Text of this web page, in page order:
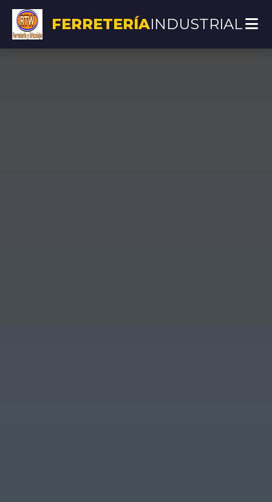
FERRETERÍAINDUSTRIAL